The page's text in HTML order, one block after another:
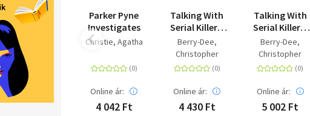
Parker Pyne
Investigates
Christie, Agatha
Online ár:
4 042 Ft
Talking With
Serial Killers:
World's Most
Evil
Berry-Dee,
Christopher
Online ár:
4 430 Ft
Talking With
Serial Killers:
Stalkers -
From the UK's
No. 1 True
Crime author
Berry-Dee,
Christopher
Online ár:
5 002 Ft